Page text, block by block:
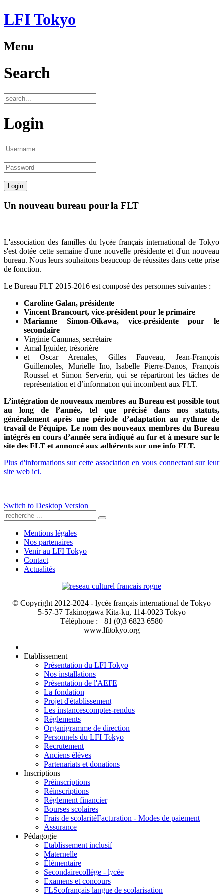
LFI Tokyo
Menu
Search
Login
Un nouveau bureau pour la FLT
L'association des familles du lycée français international de Tokyo
s'est dotée cette semaine d'une nouvelle présidente et d'un nouveau
bureau. Nous leurs souhaitons beaucoup de réussites dans cette prise
de fonction.
Le Bureau FLT 2015-2016 est composé des personnes suivantes :
Caroline Galan, présidente
Vincent Brancourt, vice-président pour le primaire
Marianne Simon-Oikawa, vice-présidente pour le
secondaire
Virginie Cammas, secrétaire
Amal Iguider, trésorière
et Oscar Arenales, Gilles Fauveau, Jean-François
Guillemoles, Murielle Ino, Isabelle Pierre-Danos, François
Roussel et Simon Serverin, qui se répartiront les tâches de
représentation et d’information qui incombent aux FLT.
L’intégration de nouveaux membres au Bureau est possible tout
au long de l’année, tel que précisé dans nos statuts,
généralement après une période d’adaptation au rythme de
travail de l’équipe. Le nom des nouveaux membres du Bureau
intégrés en cours d’année sera indiqué au fur et à mesure sur le
site des FLT et annoncé aux adhérents sur une info-FLT.
Plus d'informations sur cette association en vous connectant sur leur
site web ici.
Switch to Desktop Version
Mentions légales
Nos partenaires
Venir au LFI Tokyo
Contact
Actualités
© Copyright 2012-2024 - lycée français international de Tokyo
5-57-37 Takinogawa Kita-ku, 114-0023 Tokyo
Téléphone : +81 (0)3 6823 6580
www.lfitokyo.org
Etablissement
Présentation du LFI Tokyo
Nos installations
Présentation de l'AEFE
La fondation
Projet d'établissement
Les instancescomptes-rendus
Règlements
Organigramme de direction
Personnels du LFI Tokyo
Recrutement
Anciens élèves
Partenariats et donations
Inscriptions
Préinscriptions
Réinscriptions
Règlement financier
Bourses scolaires
Frais de scolaritéFacturation - Modes de paiement
Assurance
Pédagogie
Etablissement inclusif
Maternelle
Élémentaire
Secondairecollège - lycée
Examens et concours
FLScofrançais langue de scolarisation